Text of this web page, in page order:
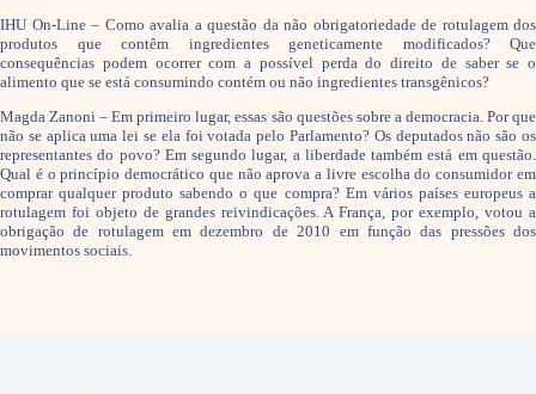
IHU On-Line – Como avalia a questão da não obrigatoriedade de rotulagem dos
produtos que contêm ingredientes geneticamente modificados? Que
consequências podem ocorrer com a possível perda do direito de saber se o
alimento que se está consumindo contém ou não ingredientes transgênicos?
Magda Zanoni – Em primeiro lugar, essas são questões sobre a democracia. Por que
não se aplica uma lei se ela foi votada pelo Parlamento? Os deputados não são os
representantes do povo? Em segundo lugar, a liberdade também está em questão.
Qual é o princípio democrático que não aprova a livre escolha do consumidor em
comprar qualquer produto sabendo o que compra? Em vários países europeus a
rotulagem foi objeto de grandes reivindicações. A França, por exemplo, votou a
obrigação de rotulagem em dezembro de 2010 em função das pressões dos
movimentos sociais.